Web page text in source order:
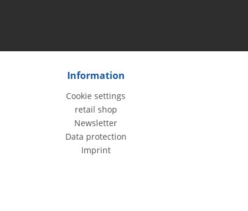
Information
Cookie settings
retail shop
Newsletter
Data protection
Imprint